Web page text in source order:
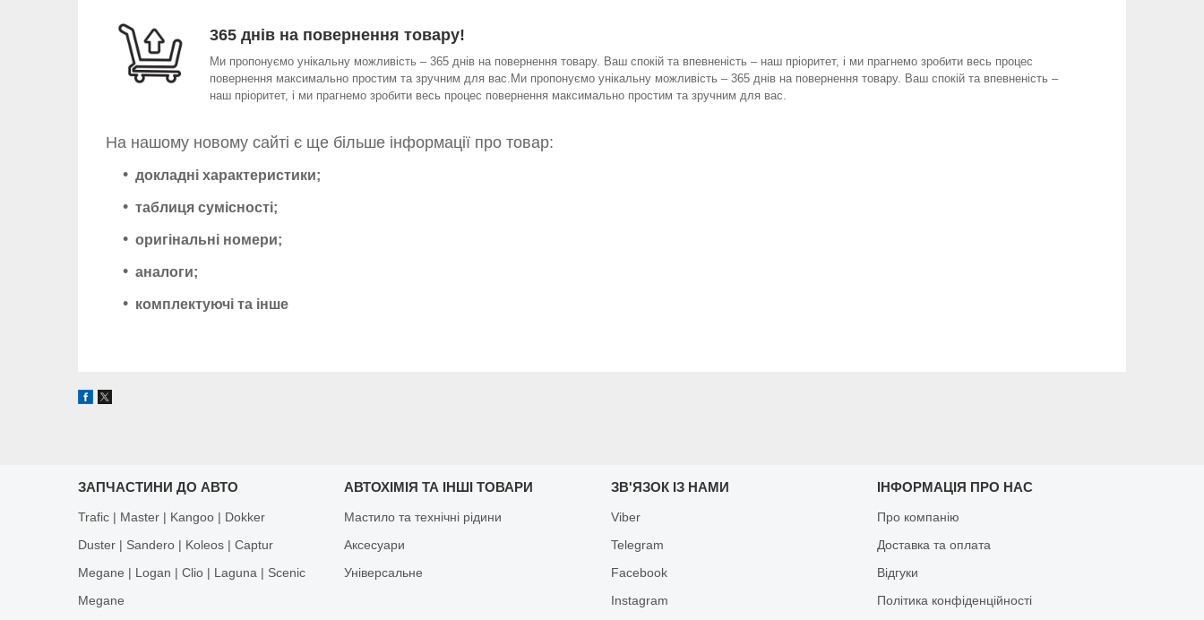
365 днів на повернення товару!
Ми пропонуємо унікальну можливість – 365 днів на повернення товару. Ваш спокій та впевненість – наш пріоритет, і ми прагнемо зробити весь процес
повернення максимально простим та зручним для вас.Ми пропонуємо унікальну можливість – 365 днів на повернення товару. Ваш спокій та впевненість –
наш пріоритет, і ми прагнемо зробити весь процес повернення максимально простим та зручним для вас.
На нашому новому сайті є ще більше інформації про товар:
докладні характеристики;
таблиця сумісності;
оригінальні номери;
аналоги;
комплектуючі та інше
ЗАПЧАСТИНИ ДО АВТО
Trafic | Master | Kangoo | Dokker
Duster | Sandero | Koleos | Captur
Megane | Logan | Clio | Laguna | Scenic
Megane
АВТОХІМІЯ ТА ІНШІ ТОВАРИ
Мастило та технічні рідини
Аксесуари
Універсальне
ЗВ'ЯЗОК ІЗ НАМИ
Viber
Telegram
Facebook
Іnstagram
ІНФОРМАЦІЯ ПРО НАС
Про компанію
Доставка та оплата
Відгуки
Політика конфіденційності